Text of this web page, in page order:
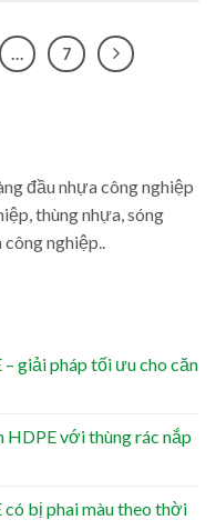
7
đầu nhựa công nghiệp
thùng nhựa, sóng
nghiệp..
giải pháp tối ưu cho căn
HDPE với thùng rác nắp
có bị phai màu theo thời